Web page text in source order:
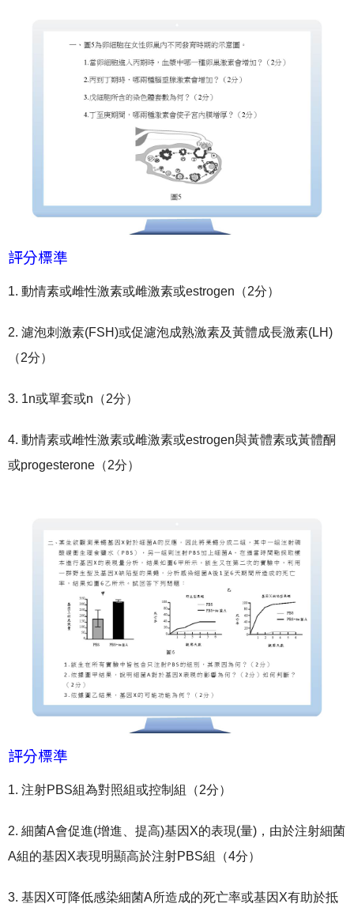
評分標準
1. 動情素或雌性激素或雌激素或estrogen（2分）
2. 濾泡刺激素(FSH)或促濾泡成熟激素及黃體成長激素(LH)
（2分）
3. 1n或單套或n（2分）
4. 動情素或雌性激素或雌激素或estrogen與黃體素或黃體酮
或progesterone（2分）
評分標準
1. 注射PBS組為對照組或控制組（2分）
2. 細菌A會促進(增進、提高)基因X的表現(量)，由於注射細菌
A組的基因X表現明顯高於注射PBS組（4分）
3. 基因X可降低感染細菌A所造成的死亡率或基因X有助於抵